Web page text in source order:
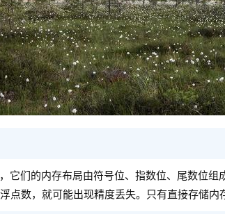
们的内存布局由符号位、指数位、尾数位组
点数，就可能出现精度丢失。只有直接存储内